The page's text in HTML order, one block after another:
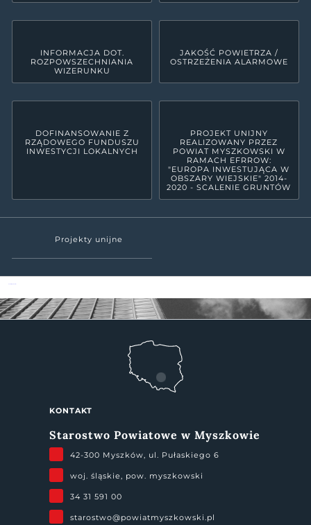
INFORMACJA DOT.
ROZPOWSZECHNIANIA
WIZERUNKU
JAKOŚĆ POWIETRZA /
OSTRZEŻENIA ALARMOWE
DOFINANSOWANIE Z
RZĄDOWEGO FUNDUSZU
INWESTYCJI LOKALNYCH
PROJEKT UNIJNY
REALIZOWANY PRZEZ
POWIAT MYSZKOWSKI W
RAMACH EFRROW:
"EUROPA INWESTUJĄCA W
OBSZARY WIEJSKIE" 2014-
2020 - SCALENIE GRUNTÓW
Projekty unijne
KONTAKT
Starostwo Powiatowe w Myszkowie
42-300 Myszków, ul. Pułaskiego 6
woj. śląskie, pow. myszkowski
34 31 591 00
starostwo@powiatmyszkowski.pl